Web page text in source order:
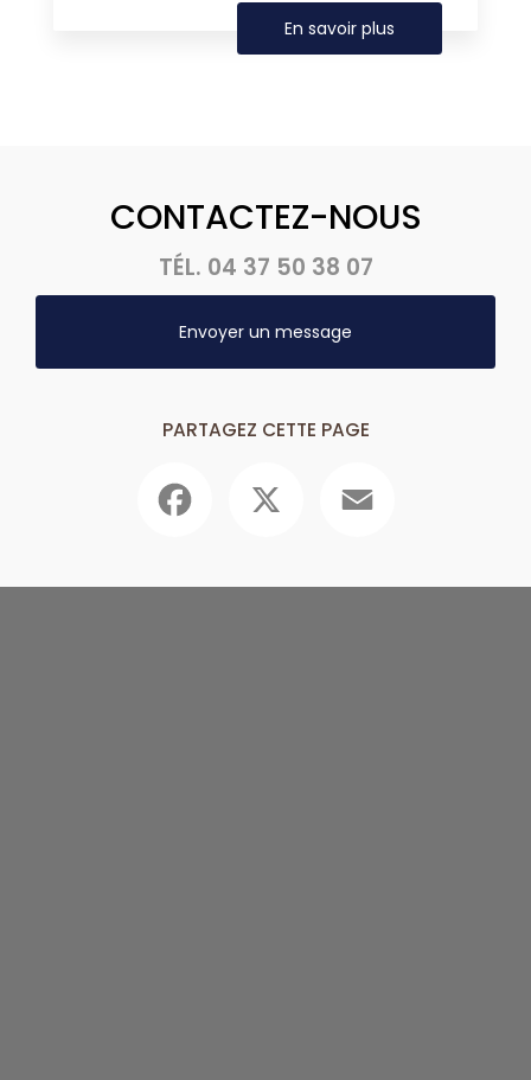
En savoir plus
CONTACTEZ-NOUS
TÉL. 04 37 50 38 07
Envoyer un message
PARTAGEZ CETTE PAGE